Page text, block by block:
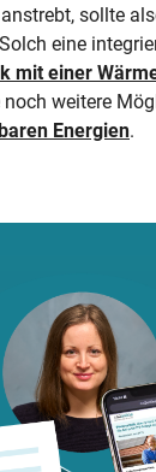
anstrebt, sollte
eine
mit einer
weitere
Energien.